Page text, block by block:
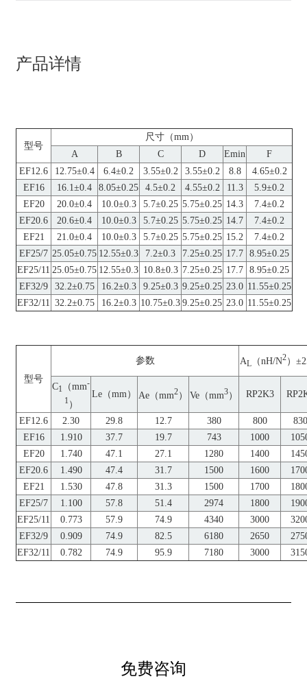
产品详情
型号
尺寸（mm）
A
B C D Emin
F
EF12.6
12.75±0.4 6.4±0.2 3.55±0.2 3.55±0.2 8.8
4.65±0.2
EF16
16.1±0.4 8.05±0.25 4.5±0.2 4.55±0.2 11.3
5.9±0.2
EF20
20.0±0.4 10.0±0.3 5.7±0.25 5.75±0.25 14.3
7.4±0.2
EF20.6
20.6±0.4 10.0±0.3 5.7±0.25 5.75±0.25 14.7
7.4±0.2
EF21
21.0±0.4 10.0±0.3 5.7±0.25 5.75±0.25 15.2
7.4±0.2
EF25/7 25.05±0.75 12.55±0.3 7.2±0.3 7.25±0.25 17.7 8.95±0.25
EF25/11 25.05±0.75 12.55±0.3 10.8±0.3 7.25±0.25 17.7 8.95±0.25
EF32/9
32.2±0.75 16.2±0.3 9.25±0.3 9.25±0.25 23.0 11.55±0.25
EF32/11 32.2±0.75 16.2±0.3 10.75±0.3 9.25±0.25 23.0 11.55±0.25
型号
参数 AL （nH/N2）
C1 （mm-
1 ）
Le（mm） Ae（mm2） Ve（mm3） RP2K3
EF12.6 2.30 29.8 12.7 380 800
830
EF16
1.910 37.7 19.7 743 1000
EF20
1.740 47.1 27.1 1280 1400
EF20.6
1.490 47.4 31.7 1500 1600
EF21
1.530 47.8 31.3 1500 1700
EF25/7
1.100 57.8 51.4 2974 1800
EF25/11
0.773 57.9 74.9 4340 3000
EF32/9
0.909 74.9 82.5 6180 2650
EF32/11
0.782 74.9 95.9 7180 3000
免费咨询